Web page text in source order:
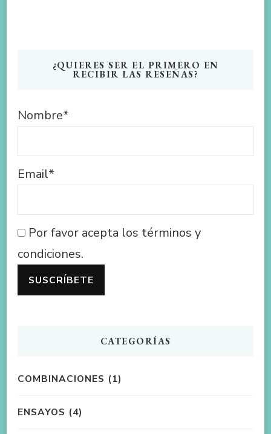
¿QUIERES SER EL PRIMERO EN
RECIBIR LAS RESEÑAS?
Nombre*
Email*
Por favor acepta los términos y
condiciones.
CATEGORÍAS
COMBINACIONES (1)
ENSAYOS (4)